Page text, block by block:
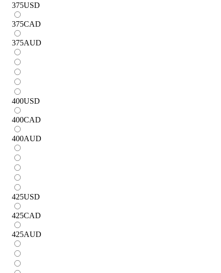
375USD
375CAD
375AUD
400USD
400CAD
400AUD
425USD
425CAD
425AUD